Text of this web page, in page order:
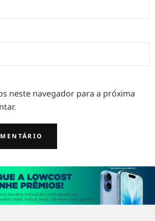
neste navegador para a próxima